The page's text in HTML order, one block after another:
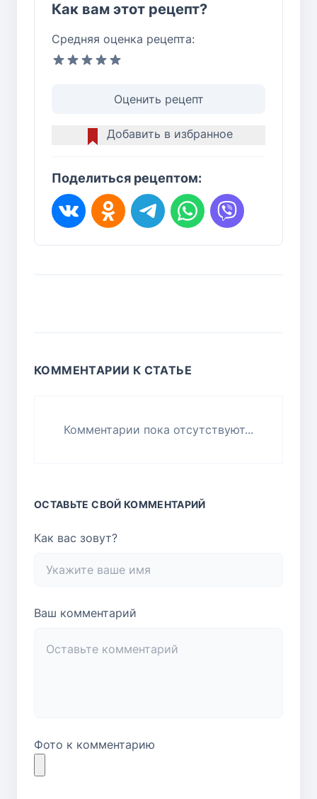
Как вам этот рецепт?
Средняя оценка рецепта:
Оценить рецепт
Добавить в избранное
Поделиться рецептом:
КОММЕНТАРИИ К СТАТЬЕ
Комментарии пока отсутствуют...
ОСТАВЬТЕ СВОЙ КОММЕНТАРИЙ
Как вас зовут?
Ваш комментарий
Фото к комментарию